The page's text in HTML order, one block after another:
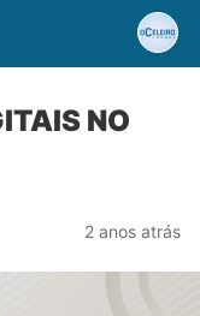
NO
2 anos atrás